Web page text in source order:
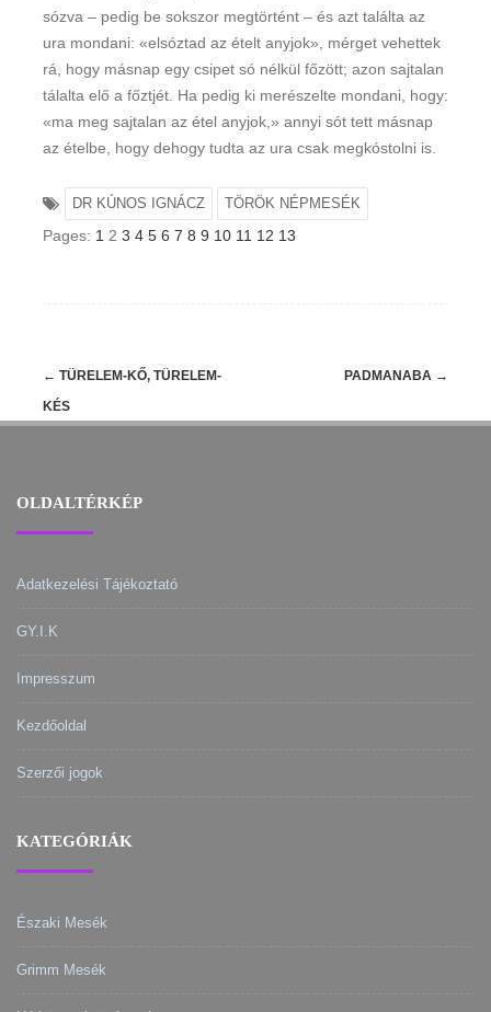
sózva – pedig be sokszor megtörtént – és azt találta az
ura mondani: «elsóztad az ételt anyjok», mérget vehettek
rá, hogy másnap egy csipet só nélkül főzött; azon sajtalan
tálalta elő a főztjét. Ha pedig ki merészelte mondani, hogy:
«ma meg sajtalan az étel anyjok,» annyi sót tett másnap
az ételbe, hogy dehogy tudta az ura csak megkóstolni is.
DR KÚNOS IGNÁCZ TÖRÖK NÉPMESÉK
Pages: 1 2 3 4 5 6 7 8 9 10 11 12 13
Post
navigation
← TÜRELEM-KŐ, TÜRELEM-
KÉS
PADMANABA →
OLDALTÉRKÉP
Adatkezelési Tájékoztató
GY.I.K
Impresszum
Kezdőoldal
Szerzői jogok
KATEGÓRIÁK
Északi Mesék
Grimm Mesék